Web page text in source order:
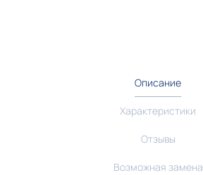
Описание
Характеристики
Отзывы
Возможная замена